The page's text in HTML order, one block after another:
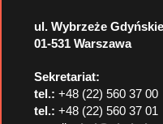
ul. Wybrzeże
01-531 Warszawa
Sekretariat:
tel.: +48 (22) 560 37 00
tel.: +48 (22) 560 37 01